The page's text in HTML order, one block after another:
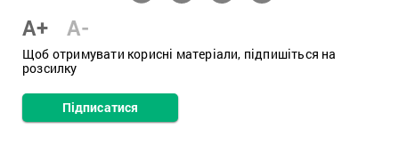
A+ A-
Щоб отримувати корисні матеріали, підпишіться на
розсилку
Підписатися